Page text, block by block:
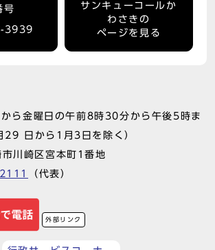
号
3939
サンキューコールか
わさきの
ページを見る
ら金曜日の午前8時30分から午後5時ま
29 日から1月3日を除く）
川崎区宮本町1番地
（代表）
外部リンク